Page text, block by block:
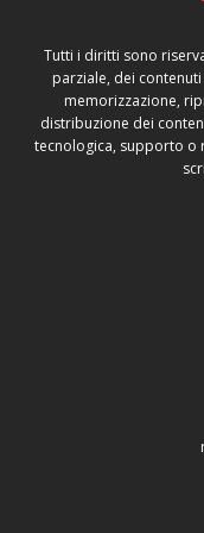
Tutti i diritti sono
parziale, dei
memorizzazione,
distribuzione dei
tecnologica, supporto o